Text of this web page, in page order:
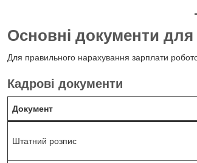
Основні документи для
Для правильного нарахування зарплати
Кадрові документи
Документ
Штатний розпис